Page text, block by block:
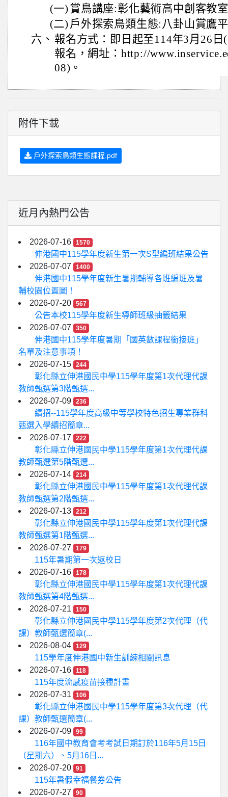
(一) 賞鳥講座:彰化藝術高中創客教室
(二) 戶外探索鳥類生態:八卦山賞鷹
六、 報名方式：即日起至114年3月26
報名，網址：http://
08)。
附件下載
戶外探索鳥類生態課程.pdf
近月內熱門公告
2026-07-16 1570
伸港國中115學年度新生第一次S型編班結果公告
2026-07-07
1400
伸港國中115學年度新生暑期輔導各班編班及暑
輔校園位置圖！
2026-07-20
567
公告本校115學年度新生導師班級抽籤結果
2026-07-07
350
伸港國中115學年度暑期「國英數課程銜接班」
名單及注意事項！
2026-07-15
244
彰化縣立伸港國民中學115學年度第1次代理代課
教師甄選第3階甄選...
2026-07-09
236
續招--115學年度高級中等學校特色招生專業群科
甄選入學續招簡章...
2026-07-17
222
彰化縣立伸港國民中學115學年度第1次代理代課
教師甄選第5階甄選...
2026-07-14
214
彰化縣立伸港國民中學115學年度第1次代理代課
教師甄選第2階甄選...
2026-07-13
212
彰化縣立伸港國民中學115學年度第1次代理代課
教師甄選第1階甄選...
2026-07-27
179
115年暑期第一次返校日
2026-07-16
178
彰化縣立伸港國民中學115學年度第1次代理代課
教師甄選第4階甄選...
2026-07-21
150
彰化縣立伸港國民中學115學年度第2次代理（代
課）教師甄選簡章(...
2026-08-04
129
115學年度伸港國中新生訓練相關訊息
2026-07-16
118
115年度流感疫苗接種計畫
2026-07-31
106
彰化縣立伸港國民中學115學年度第3次代理（代
課）教師甄選簡章(...
2026-07-09
99
116年國中教育會考考試日期訂於116年5月15日
（星期六）、5月16日...
2026-07-20
91
115年暑假幸福餐券公告
2026-07-27
90